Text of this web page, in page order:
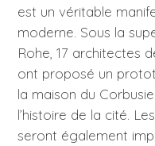
est un véritable
moderne. Sous la
Rohe, 17 architectes
ont proposé un
la maison du
l’histoire de la cité.
seront également